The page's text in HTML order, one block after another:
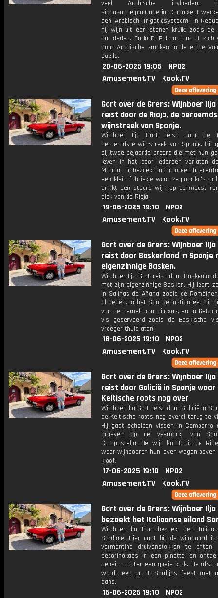
veel Arabische invloeden.
sinaasappelplantage in Carcaixent
een Arabisch irrigatiesysteem. In
hij wijn uit een stenen kruik, zoals de
dat deden. En in El Palmar laat hij zich
door Arabische smaken in de echte
paella.
20-06-2025 19:05
NPO2
Amusement.TV
Kook.TV
Gort over de Grens: Wijnboer Ilja
reist door de Rioja, de
wijnstreek van Spanje.
Wijnboer Ilja Gort reist door de
beroemdste wijnstreek van Spanje. Hij
bij twee bejaarde broers die met hun
leven in het door iedereen verlaten
Marina. Hij bezoekt in Tricio een
een klein fabriekje waar ze paprika's
drinkt een stoere wijn op de meest
plek van de Rioja.
19-06-2025 19:10
NPO2
Amusement.TV
Kook.TV
Gort over de Grens: Wijnboer Ilja
reist door Baskenland in Spanje
eigenzinnige Basken.
Wijnboer Ilja Gort reist door Baskenland
met zijn eigenzinnige Basken. Hij leert
in Salinas de Añana, zoals de
al deden. In het San Sebastian eet hij
van de hemel' aan pintxos, en in
vis geserveerd zoals de Baskische
vroeger thuis aten.
18-06-2025 19:10
NPO2
Amusement.TV
Kook.TV
Gort over de Grens: Wijnboer Ilja
reist door Galicië in Spanje waar
Keltische roots nog over
Wijnboer Ilja Gort reist door Galicië in
de Keltische roots nog overal terug te
Hij gaat schelpen vissen in Combarro
proeven op de veemarkt van
Compostella. De wijn komt uit de
waar wijnboeren hun leven wagen boven
kloof.
17-06-2025 19:10
NPO2
Amusement.TV
Kook.TV
Gort over de Grens: Wijnboer Ilja
bezoekt het Italiaanse eiland
Wijnboer Ilja Gort bezoekt het
Sardinië. Hier gaat hij de wijngaard in
vermentino druivenstokken te
pecorinokaas in een pinetto en
geheim achter een goeie kurk. De
wordt een groot Sardijns feest met
dans.
16-06-2025 19:10
NPO2